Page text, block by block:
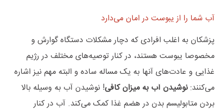
آب شما را از یبوست در امان می‌دارد
پزشکان به اغلب افرادی که دچار مشکلات دستگاه گوارش و
مخصوصا یبوست هستند، در کنار توصیه‌های مختلف در رژیم
غذایی و عادت‌های آنها به یک مساله ساده و البته مهم نیز اشاره
می‌کنند:نوشیدن آب به میزان کافی! نوشیدن آب به وسیله بالا
بردن متابولیسم بدن در هضم غذا کمک می‌کند. آب در کنار